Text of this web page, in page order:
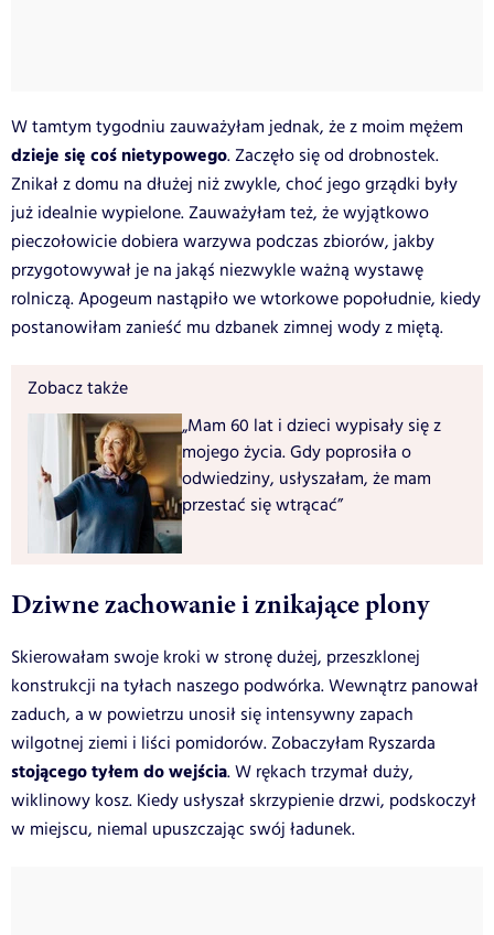
W tamtym tygodniu zauważyłam jednak, że z moim mężem
dzieje się coś nietypowego. Zaczęło się od drobnostek.
Znikał z domu na dłużej niż zwykle, choć jego grządki były
już idealnie wypielone. Zauważyłam też, że wyjątkowo
pieczołowicie dobiera warzywa podczas zbiorów, jakby
przygotowywał je na jakąś niezwykle ważną wystawę
rolniczą. Apogeum nastąpiło we wtorkowe popołudnie, kiedy
postanowiłam zanieść mu dzbanek zimnej wody z miętą.
Zobacz także
„Mam 60 lat i dzieci wypisały się z
mojego życia. Gdy poprosiła o
odwiedziny, usłyszałam, że mam
przestać się wtrącać”
Dziwne zachowanie i znikające plony
Skierowałam swoje kroki w stronę dużej, przeszklonej
konstrukcji na tyłach naszego podwórka. Wewnątrz panował
zaduch, a w powietrzu unosił się intensywny zapach
wilgotnej ziemi i liści pomidorów. Zobaczyłam Ryszarda
stojącego tyłem do wejścia. W rękach trzymał duży,
wiklinowy kosz. Kiedy usłyszał skrzypienie drzwi, podskoczył
w miejscu, niemal upuszczając swój ładunek.